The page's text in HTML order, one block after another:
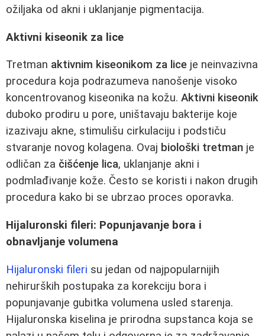
ožiljaka od akni i uklanjanje pigmentacija.
Aktivni kiseonik za lice
Tretman aktivnim kiseonikom za lice je neinvazivna
procedura koja podrazumeva nanošenje visoko
koncentrovanog kiseonika na kožu. Aktivni kiseonik
duboko prodiru u pore, uništavaju bakterije koje
izazivaju akne, stimulišu cirkulaciju i podstiču
stvaranje novog kolagena. Ovaj biološki tretman je
odličan za čišćenje lica, uklanjanje akni i
podmlađivanje kože. Često se koristi i nakon drugih
procedura kako bi se ubrzao proces oporavka.
Hijaluronski fileri: Popunjavanje bora i
obnavljanje volumena
Hijaluronski fileri su jedan od najpopularnijih
nehirurških postupaka za korekciju bora i
popunjavanje gubitka volumena usled starenja.
Hijaluronska kiselina je prirodna supstanca koja se